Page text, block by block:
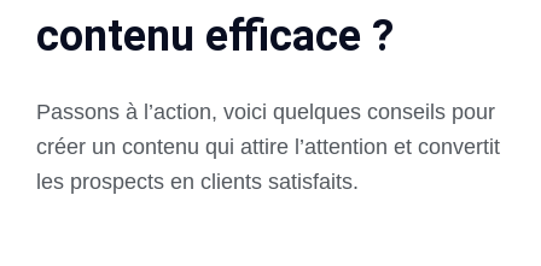
contenu efficace ?
Passons à l’action, voici quelques conseils pour
créer un contenu qui attire l’attention et convertit
les prospects en clients satisfaits.